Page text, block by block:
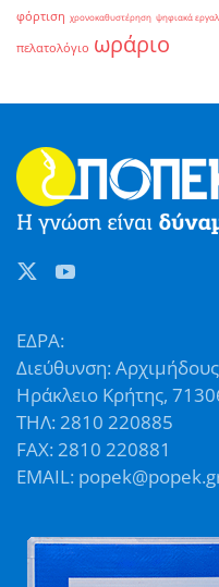
φόρτιση χρονοκαθυστέρηση ψηφιακά
πελατολόγιο ωράριο
ΕΔΡΑ:
Διεύθυνση:
Ηράκλειο Κρήτης,
ΤΗΛ: 2810 220885
FAX: 2810 220881
EMAIL: